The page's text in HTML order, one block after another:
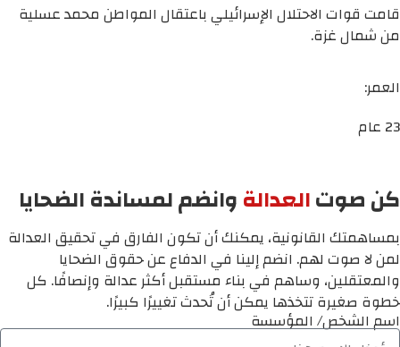
قامت قوات الاحتلال الإسرائيلي باعتقال المواطن محمد عسلية
من شمال غزة.
العمر:
23 عام
كن صوتالعدالةوانضم لمساندة الضحايا
بمساهمتك القانونية، يمكنك أن تكون الفارق في تحقيق العدالة
لمن لا صوت لهم. انضم إلينا في الدفاع عن حقوق الضحايا
والمعتقلين، وساهم في بناء مستقبل أكثر عدالة وإنصافًا. كل
خطوة صغيرة تتخذها يمكن أن تُحدث تغييرًا كبيرًا.
اسم الشخص/ المؤسسة